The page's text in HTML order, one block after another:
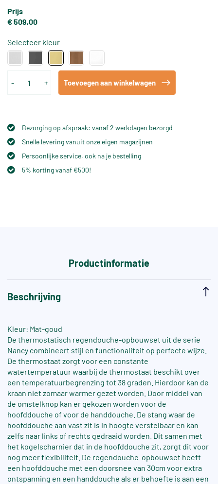
Prijs
€ 509,00
Selecteer kleur
- + Toevoegen aan winkelwagen
Bezorging op afspraak: vanaf 2 werkdagen bezorgd
Snelle levering vanuit onze eigen magazijnen
Persoonlijke service, ook na je bestelling
5% korting vanaf €500!
Productinformatie
Beschrijving
Kleur: Mat-goud
De thermostatisch regendouche-opbouwset uit de serie
Nancy combineert stijl en functionaliteit op perfecte wijze.
De thermostaat zorgt voor een constante
watertemperatuur waarbij de thermostaat beschikt over
een temperatuurbegrenzing tot 38 graden. Hierdoor kan de
kraan niet zomaar warmer gezet worden. Door middel van
de omstelknop kan er gekozen worden voor de
hoofddouche of voor de handdouche. De stang waar de
hoofddouche aan vast zit is in hoogte verstelbaar en kan
zelfs naar links of rechts gedraaid worden. Dit samen met
het kogelscharnier dat in de hoofddouche zit, zorgt dit voor
nog meer flexibiliteit. De regendouche-opbouwset heeft
een hoofddouche met een doorsnee van 30cm voor extra
ontspanning en een handdouche als er behoefte is aan een